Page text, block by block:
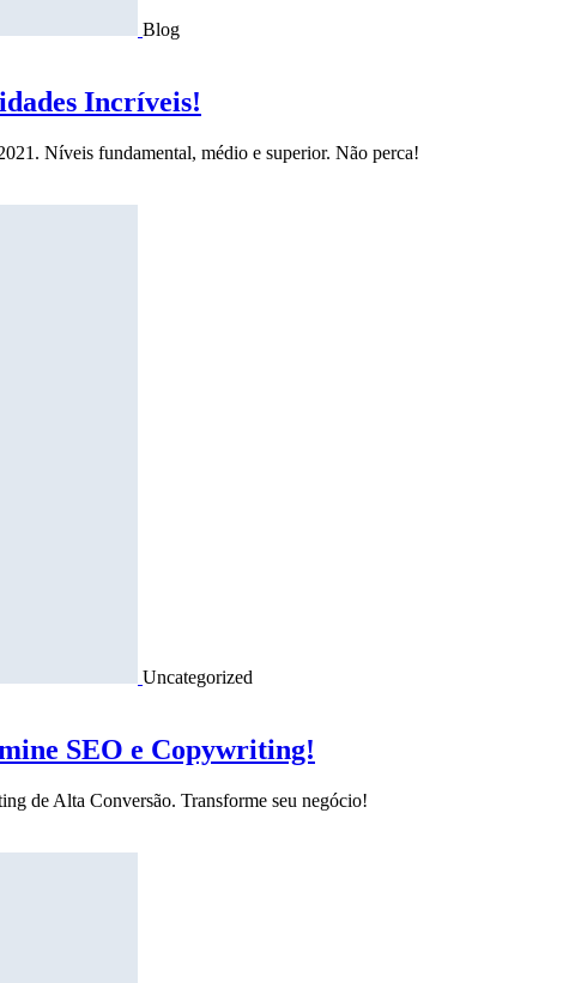
Blog
Incríveis!
Níveis fundamental, médio e superior. Não perca!
Uncategorized
SEO e Copywriting!
de Alta Conversão. Transforme seu negócio!